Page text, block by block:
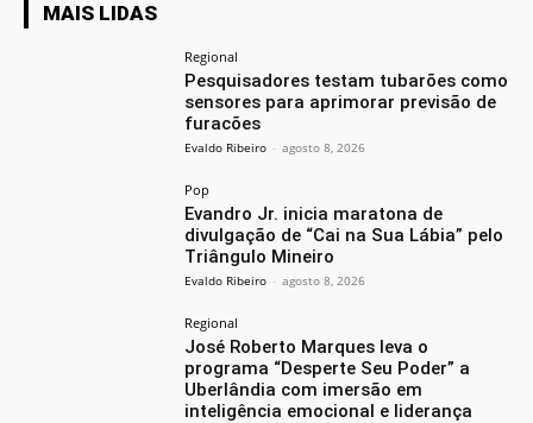
MAIS LIDAS
Regional
Pesquisadores testam tubarões como
sensores para aprimorar previsão de
furacões
Evaldo Ribeiro - agosto 8, 2026
Pop
Evandro Jr. inicia maratona de
divulgação de “Cai na Sua Lábia” pelo
Triângulo Mineiro
Evaldo Ribeiro - agosto 8, 2026
Regional
José Roberto Marques leva o
programa “Desperte Seu Poder” a
Uberlândia com imersão em
inteligência emocional e liderança